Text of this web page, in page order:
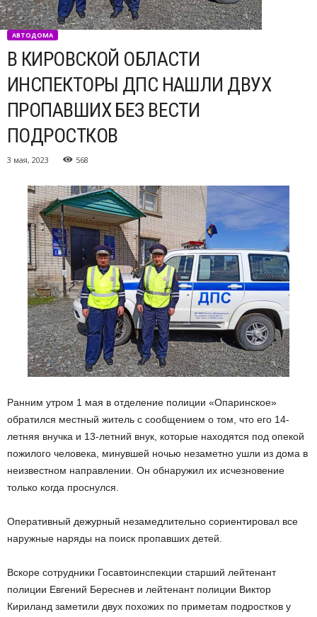
АВТОДОМА
В КИРОВСКОЙ ОБЛАСТИ
ИНСПЕКТОРЫ ДПС НАШЛИ ДВУХ
ПРОПАВШИХ БЕЗ ВЕСТИ
ПОДРОСТКОВ
3 мая, 2023 568
Ранним утром 1 мая в отделение полиции «Опаринское»
обратился местный житель с сообщением о том, что его 14-
летняя внучка и 13-летний внук, которые находятся под опекой
пожилого человека, минувшей ночью незаметно ушли из дома в
неизвестном направлении. Он обнаружил их исчезновение
только когда проснулся.
Оперативный дежурный незамедлительно сориентировал все
наружные наряды на поиск пропавших детей.
Вскоре сотрудники Госавтоинспекции старший лейтенант
полиции Евгений Береснев и лейтенант полиции Виктор
Кириланд заметили двух похожих по приметам подростков у